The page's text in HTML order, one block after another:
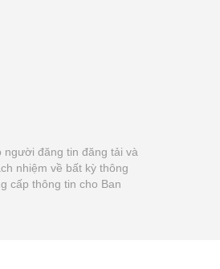
người đăng tin đăng tải và
nhiệm về bất kỳ thông
cấp thông tin cho Ban